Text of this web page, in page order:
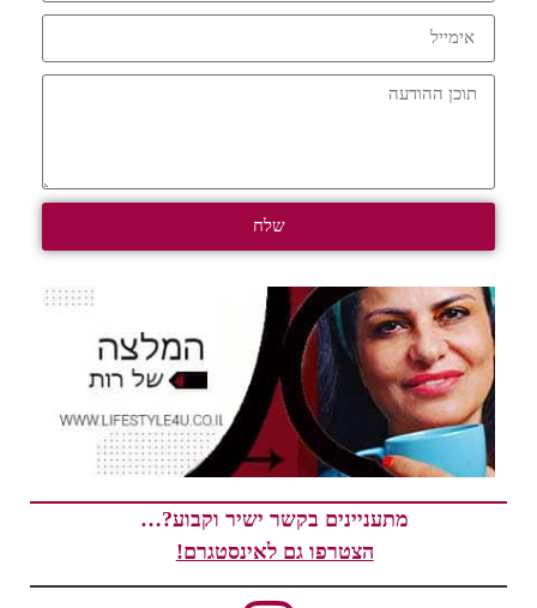
שלח
מתעניינים בקשר ישיר וקבוע?…
הצטרפו גם לאינסטגרם!